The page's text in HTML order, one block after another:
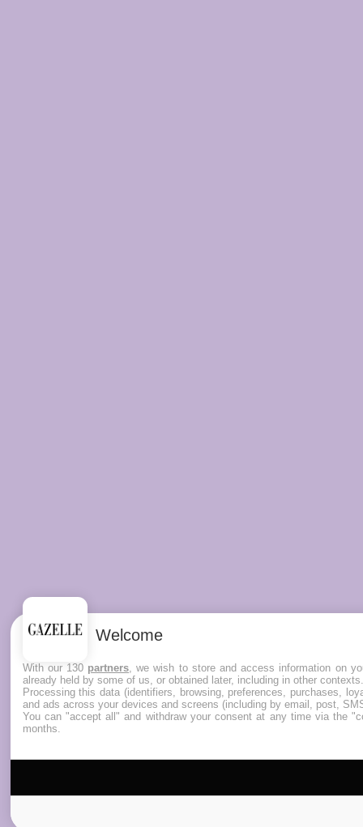
Welcome
With our 130 partners , we wish to store and access information on
already held by some of us, or obtained later, including in other contexts.
Processing this data (identifiers, browsing, preferences, purchases,
and ads across your devices and screens (including by email, post,
You can "accept all" and withdraw your consent at any time via the
months.